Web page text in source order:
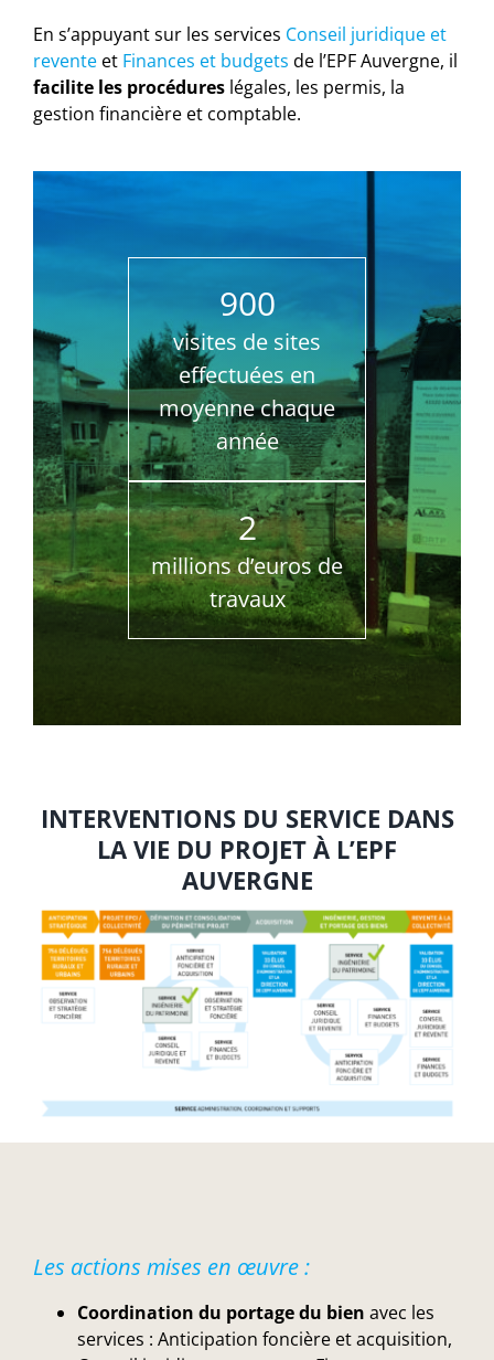
En s’appuyant sur les services Conseil juridique et
revente et Finances et budgets de l’EPF Auvergne, il
facilite les procédures légales, les permis, la
gestion financière et comptable.
900
visites de sites
effectuées en
moyenne chaque
année
2
millions d’euros de
travaux
INTERVENTIONS DU SERVICE DANS
LA VIE DU PROJET À L’EPF
AUVERGNE
Les actions mises en œuvre :
Coordination du portage du bien avec les
services : Anticipation foncière et acquisition,